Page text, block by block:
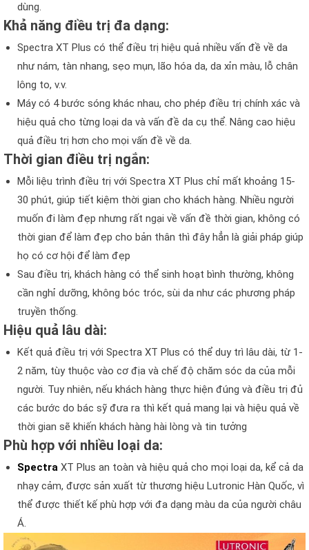
dùng.
Khả năng điều trị đa dạng:
Spectra XT Plus có thể điều trị hiệu quả nhiều vấn đề về da
như nám, tàn nhang, sẹo mụn, lão hóa da, da xỉn màu, lỗ chân
lông to, v.v.
Máy có 4 bước sóng khác nhau, cho phép điều trị chính xác và
hiệu quả cho từng loại da và vấn đề da cụ thể. Nâng cao hiệu
quả điều trị hơn cho mọi vấn đề về da.
Thời gian điều trị ngắn:
Mỗi liệu trình điều trị với Spectra XT Plus chỉ mất khoảng 15-
30 phút, giúp tiết kiệm thời gian cho khách hàng. Nhiều người
muốn đi làm đẹp nhưng rất ngại về vấn đề thời gian, không có
thời gian để làm đẹp cho bản thân thì đây hẳn là giải pháp giúp
họ có cơ hội để làm đẹp
Sau điều trị, khách hàng có thể sinh hoạt bình thường, không
cần nghỉ dưỡng, không bóc tróc, sùi da như các phương pháp
truyền thống.
Hiệu quả lâu dài:
Kết quả điều trị với Spectra XT Plus có thể duy trì lâu dài, từ 1-
2 năm, tùy thuộc vào cơ địa và chế độ chăm sóc da của mỗi
người. Tuy nhiên, nếu khách hàng thực hiện đúng và điều trị đủ
các bước do bác sỹ đưa ra thì kết quả mang lại và hiệu quả về
thời gian sẽ khiến khách hàng hài lòng và tin tưởng
Phù hợp với nhiều loại da:
Spectra XT Plus an toàn và hiệu quả cho mọi loại da, kể cả da
nhạy cảm, được sản xuất từ thương hiệu Lutronic Hàn Quốc, vì
thể được thiết kế phù hợp với đa dạng màu da của người châu
Á.